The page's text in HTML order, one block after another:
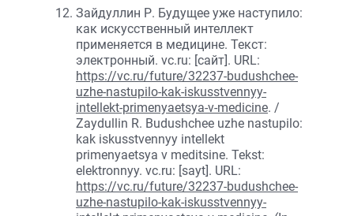
Зайдуллин Р. Будущее уже наступило:
как искусственный интеллект
применяется в медицине. Текст:
электронный. vc.ru: [сайт]. URL:
https://vc.ru/future/32237-budushchee-
uzhe-nastupilo-kak-iskusstvennyy-
intellekt-primenyaetsya-v-medicine. /
Zaydullin R. Budushchee uzhe nastupilo:
kak iskusstvennyy intellekt
primenyaetsya v meditsine. Tekst:
elektronnyy. vc.ru: [sayt]. URL:
https://vc.ru/future/32237-budushchee-
uzhe-nastupilo-kak-iskusstvennyy-